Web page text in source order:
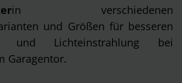
in verschiedenen
und Größen für besseren
und Lichteinstrahlung bei
Garagentor.